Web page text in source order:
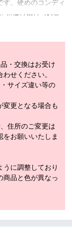
。硬めのコンディ
発揮し気持ちの良
になるかわからな
・W3DGEWALL
/ 188cm
（132-106-
106-125mm）
（22m）
・交換はお受け
せください。
サイズ違い等の
変更となる場合も
住所のご変更は
お願いいたしま
に調整しており
商品と色が異なっ